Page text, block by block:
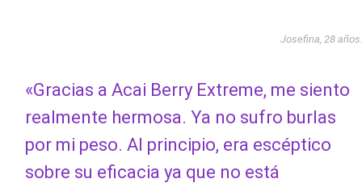
Josefina, 28 años.
«Gracias a Acai Berry Extreme, me siento
realmente hermosa. Ya no sufro burlas
por mi peso. Al principio, era escéptico
sobre su eficacia ya que no está